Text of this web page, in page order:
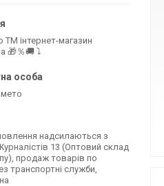
ТМ інтернет-магазин
🎁％🚚 ⤵
надсилаються з
13 (Оптовий склад
продаж товарів по
транспортні служби,